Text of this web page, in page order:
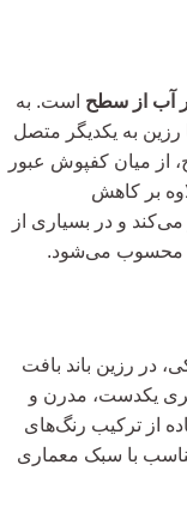
آب از سطح است. به
رزین به یکدیگر متصل
از میان کفپوش عبور
بر کاهش
می‌کند و در بسیاری از
محسوب می‌شود.
در رزین باند بافت
یکدست، مدرن و
از ترکیب رنگ‌های
با سبک معماری